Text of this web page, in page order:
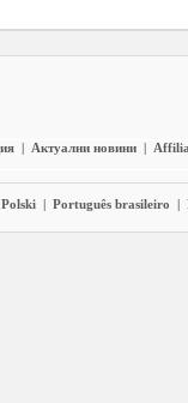
| Актуални новини |
Polski | Português brasileiro |